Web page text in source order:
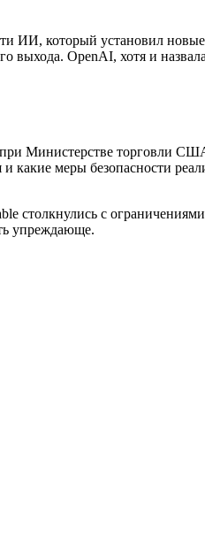
ИИ, который установил
OpenAI, хотя и
Министерстве торговли
какие меры безопасности
с
упреждающе.